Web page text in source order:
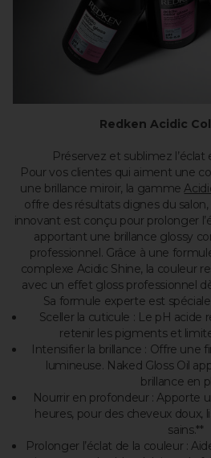
Redken Acidic
Préservez et sublimez l’éclat
Pour vos clientes qui aiment une
une brillance miroir, la gamme
offre des résultats dignes du
innovant est conçu pour prolonger
apportant une brillance glossy
professionnel. Grâce à une
complexe Acidic Shine, la couleur
avec un effet gloss professionnel
Sa formule experte est
Sceller la cuticule : Le pH acide
retenir les pigments et
Intensifier la brillance : Offre une
lumineuse. Naked Gloss Oil
brillance en
Nourrir en profondeur : Apporte
heures, pour des cheveux doux,
sains.**
Prolonger l’éclat de la couleur :